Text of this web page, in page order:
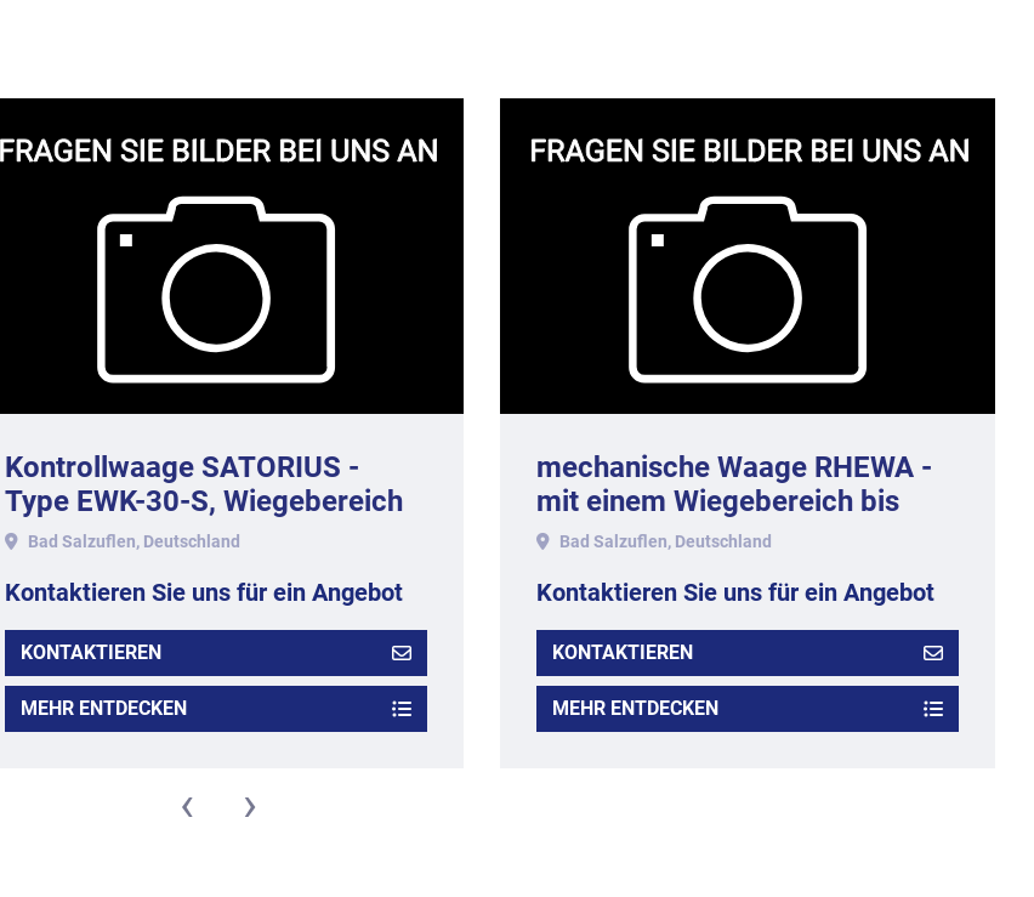
Kontrollwaage SATORIUS -
Type EWK-30-S, Wiegebereich
bis ca. 1 kg.
Bad Salzuflen, Deutschland
Kontaktieren Sie uns für ein Angebot
KONTAKTIEREN
MEHR ENTDECKEN
mechanische Waage RHEWA -
mit einem Wiegebereich bis
1.000 gr.
Bad Salzuflen, Deutschland
Kontaktieren Sie uns für ein Angebot
KONTAKTIEREN
MEHR ENTDECKEN
‹ ›